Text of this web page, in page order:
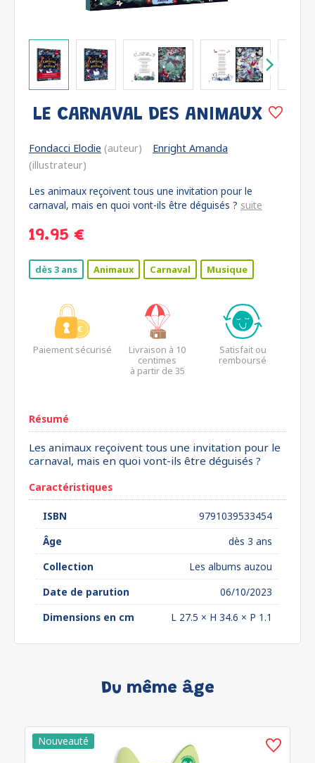
LE CARNAVAL DES ANIMAUX
Fondacci Elodie (auteur)
Enright Amanda
(illustrateur)
Les animaux reçoivent tous une invitation pour le
carnaval, mais en quoi vont-ils être déguisés ? suite
19.95 €
dès 3 ans Animaux Carnaval Musique
Paiement sécurisé
Livraison à 10
centimes
à partir de 35
Satisfait ou
remboursé
Résumé
Les animaux reçoivent tous une invitation pour le
carnaval, mais en quoi vont-ils être déguisés ?
Caractéristiques
ISBN
9791039533454
Âge
dès 3 ans
Collection
Les albums auzou
Date de parution
06/10/2023
Dimensions en cm
L 27.5 × H 34.6 × P 1.1
Du même âge